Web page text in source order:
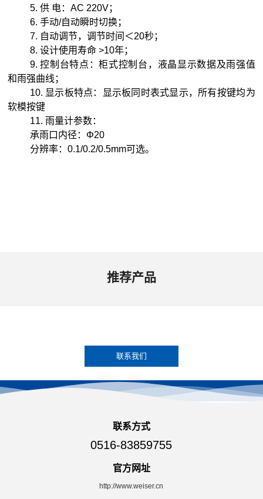
5. 供 电： AC 220V；
6. 手动/自动瞬时切换；
7. 自动调节，调节时间＜20秒；
8. 设计使用寿命 >10年；
9. 控制台特点：柜式控制台，液晶显示数据及雨强值
和雨强曲线；
10. 显示板特点：显示板同时表式显示，所有按键均为
软模按键
11. 雨量计参数：
承雨口内径：Φ20
分辨率：0.1/0.2/0.5mm可选。
推荐产品
联系我们
联系方式
0516-83859755
官方网址
http://www.weiser.cn